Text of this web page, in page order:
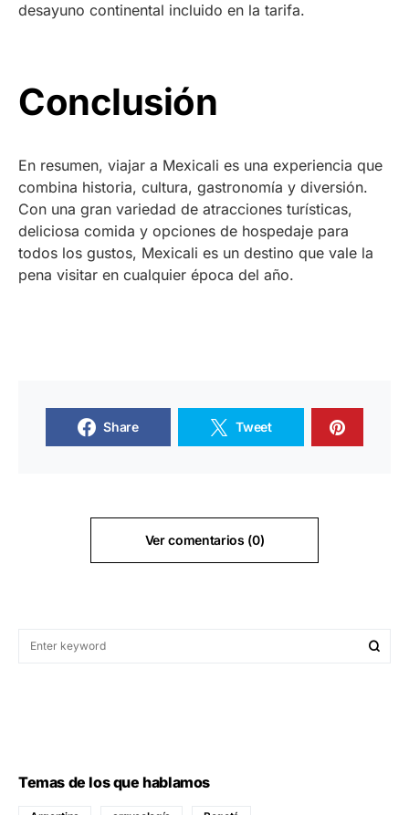
desayuno continental incluido en la tarifa.
Conclusión
En resumen, viajar a Mexicali es una experiencia que
combina historia, cultura, gastronomía y diversión.
Con una gran variedad de atracciones turísticas,
deliciosa comida y opciones de hospedaje para
todos los gustos, Mexicali es un destino que vale la
pena visitar en cualquier época del año.
Share Tweet
Ver comentarios (0)
Temas de los que hablamos